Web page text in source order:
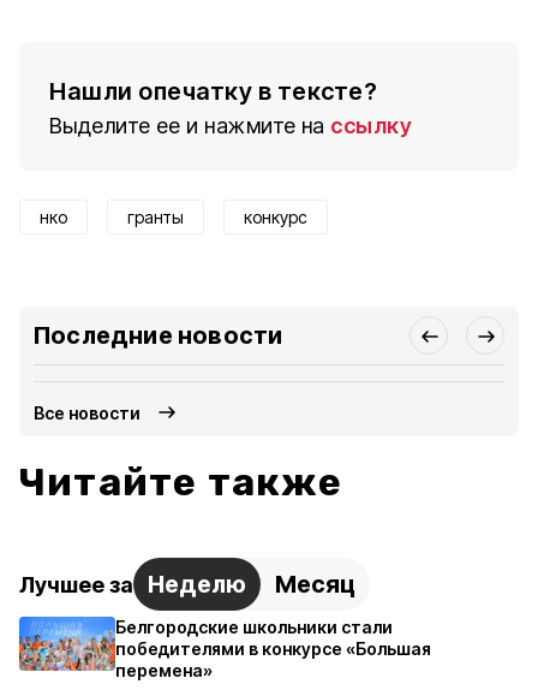
Нашли опечатку в тексте?
Выделите ее и нажмите на ссылку
нко гранты конкурс
Последние новости
Все новости
Читайте также
Лучшее за Неделю Месяц
Белгородские школьники стали
победителями в конкурсе «Большая
перемена»